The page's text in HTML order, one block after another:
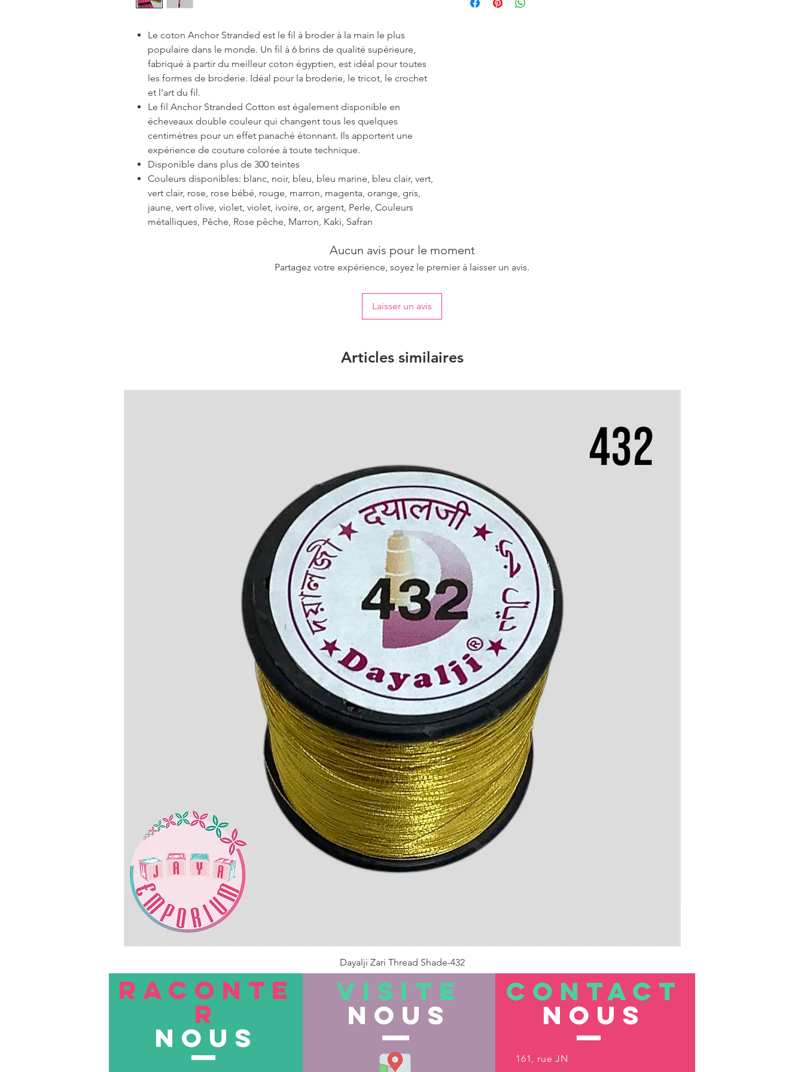
Le coton Anchor Stranded est le fil à broder à la main le plus
populaire dans le monde. Un fil à 6 brins de qualité supérieure,
fabriqué à partir du meilleur coton égyptien, est idéal pour toutes
les formes de broderie. Idéal pour la broderie, le tricot, le crochet
et l'art du fil.
Le fil Anchor Stranded Cotton est également disponible en
écheveaux double couleur qui changent tous les quelques
centimètres pour un effet panaché étonnant. Ils apportent une
expérience de couture colorée à toute technique.
Disponible dans plus de 300 teintes
Couleurs disponibles: blanc, noir, bleu, bleu marine, bleu clair, vert,
vert clair, rose, rose bébé, rouge, marron, magenta, orange, gris,
jaune, vert olive, violet, violet, ivoire, or, argent, Perle, Couleurs
métalliques, Pêche, Rose pêche, Marron, Kaki, Safran
ensure the uniformity of colour.
Aucun avis pour le moment
Partagez votre expérience, soyez le premier à laisser un avis.
Laisser un avis
Articles similaires
Dayalji Zari Thread Shade-432
Rupture de stock
RACONTE
R
nous
VISITE
nous
CONTACT
nous
161, rue JN